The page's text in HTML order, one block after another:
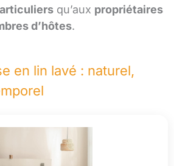
qu’aux propriétaires
d’hôtes.
en lin lavé : naturel,